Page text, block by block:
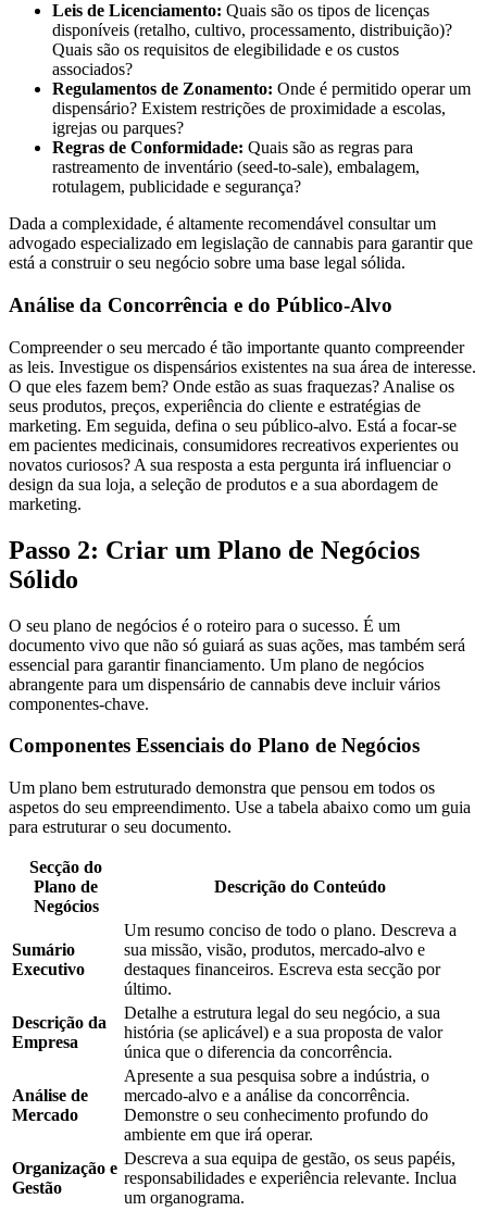
Leis de Licenciamento: Quais são os tipos de licenças
disponíveis (retalho, cultivo, processamento, distribuição)?
Quais são os requisitos de elegibilidade e os custos
associados?
Regulamentos de Zonamento: Onde é permitido operar um
dispensário? Existem restrições de proximidade a escolas,
igrejas ou parques?
Regras de Conformidade: Quais são as regras para
rastreamento de inventário (seed-to-sale), embalagem,
rotulagem, publicidade e segurança?
Dada a complexidade, é altamente recomendável consultar um
advogado especializado em legislação de cannabis para garantir que
está a construir o seu negócio sobre uma base legal sólida.
Análise da Concorrência e do Público-Alvo
Compreender o seu mercado é tão importante quanto compreender
as leis. Investigue os dispensários existentes na sua área de interesse.
O que eles fazem bem? Onde estão as suas fraquezas? Analise os
seus produtos, preços, experiência do cliente e estratégias de
marketing. Em seguida, defina o seu público-alvo. Está a focar-se
em pacientes medicinais, consumidores recreativos experientes ou
novatos curiosos? A sua resposta a esta pergunta irá influenciar o
design da sua loja, a seleção de produtos e a sua abordagem de
marketing.
Passo 2: Criar um Plano de Negócios
Sólido
O seu plano de negócios é o roteiro para o sucesso. É um
documento vivo que não só guiará as suas ações, mas também será
essencial para garantir financiamento. Um plano de negócios
abrangente para um dispensário de cannabis deve incluir vários
componentes-chave.
Componentes Essenciais do Plano de Negócios
Um plano bem estruturado demonstra que pensou em todos os
aspetos do seu empreendimento. Use a tabela abaixo como um guia
para estruturar o seu documento.
Secção do
Plano de
Negócios
Descrição do Conteúdo
Sumário
Executivo
Um resumo conciso de todo o plano. Descreva a
sua missão, visão, produtos, mercado-alvo e
destaques financeiros. Escreva esta secção por
último.
Descrição da
Empresa
Detalhe a estrutura legal do seu negócio, a sua
história (se aplicável) e a sua proposta de valor
única que o diferencia da concorrência.
Análise de
Mercado
Apresente a sua pesquisa sobre a indústria, o
mercado-alvo e a análise da concorrência.
Demonstre o seu conhecimento profundo do
ambiente em que irá operar.
Organização e
Gestão
Descreva a sua equipa de gestão, os seus papéis,
responsabilidades e experiência relevante. Inclua
um organograma.